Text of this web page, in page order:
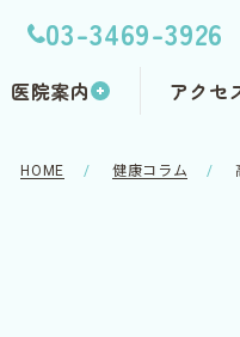
03-3469-3926
医院案内 アクセ
HOME 健康コラム